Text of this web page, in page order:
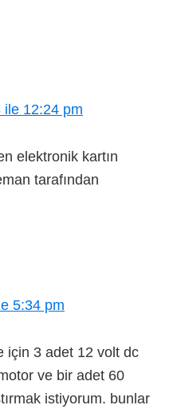
ile 12:24 pm
elektronik kartın
tarafından
5:34 pm
için 3 adet 12 volt dc
ve bir adet 60
istiyorum. bunlar